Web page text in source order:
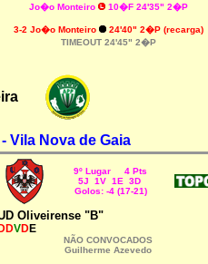
Jo�o Monteiro
10�F 24'35" 2�P
3-2 Jo�o Monteiro
24'40" 2�P (recarga)
TIMEOUT 24'45" 2�P
Vila Nova de Gaia
9º Lugar 4 Pts
5J 1V 1E 3D
Golos: -4 (17-21)
Oliveirense "B"
DDVDE
NÃO CONVOCADOS
Guilherme Azevedo